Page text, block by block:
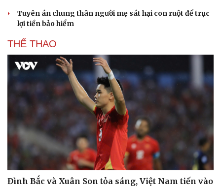
Tuyên án chung thân người mẹ sát hại con ruột để trục
lợi tiền bảo hiểm
THỂ THAO
Đình Bắc và Xuân Son tỏa sáng, Việt Nam tiến vào